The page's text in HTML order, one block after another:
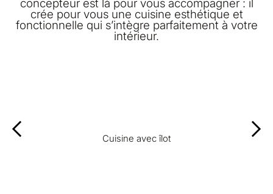
concepteur est là pour vous accompagner : il
crée pour vous une cuisine esthétique et
fonctionnelle qui s’intègre parfaitement à votre
intérieur.
Cuisine avec îlot